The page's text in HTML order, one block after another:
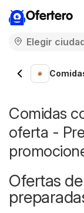
Ofertero
Comidas
oferta -
Ofertas